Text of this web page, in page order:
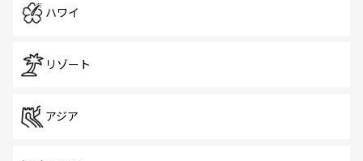
ハワイ
リゾート
アジア